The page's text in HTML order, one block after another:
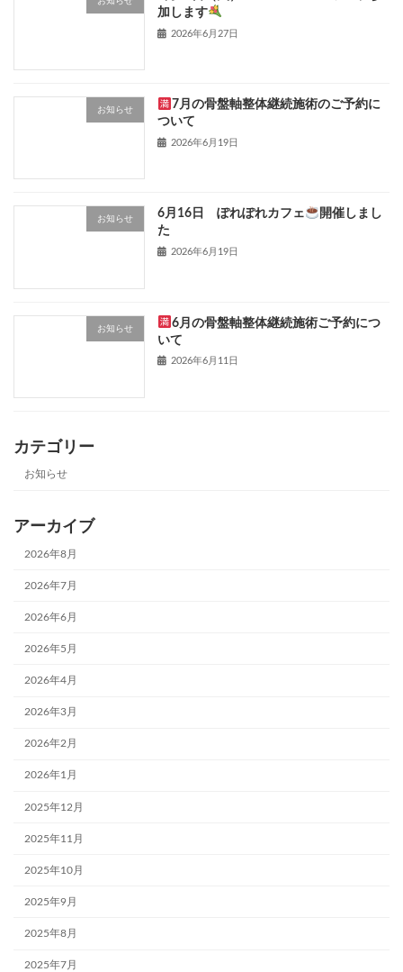
加します
2026年6月27日
お知らせ
7月の骨盤軸整体継続施術のご予約に
ついて
2026年6月19日
お知らせ 6月16日 ぽれぽれカフェ
開催しまし
た
2026年6月19日
お知らせ
6月の骨盤軸整体継続施術ご予約につ
いて
2026年6月11日
カテゴリー
お知らせ
アーカイブ
2026年8月
2026年7月
2026年6月
2026年5月
2026年4月
2026年3月
2026年2月
2026年1月
2025年12月
2025年11月
2025年10月
2025年9月
2025年8月
2025年7月